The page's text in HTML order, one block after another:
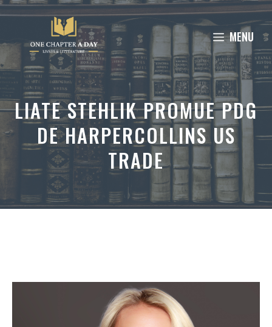
Aller
contenu
MENU
LIATE STEHLIK PROMUE PDG
DE HARPERCOLLINS US
TRADE